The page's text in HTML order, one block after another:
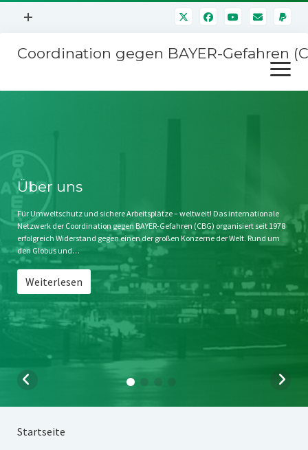
Menü
+
Mitmachen
Kontakt
Impressum
Störfälle
Coordination gegen BAYER-Gefahren
Menü
öffnen
Stichwort BAYER
Jahrestagung
SPENDEN
Über uns
Für Umweltschutz und sichere Arbeitsplätze – weltweit! Das internationale
Netzwerk der Coordination gegen BAYER-Gefahren (CBG) organisiert seit 1978
erfolgreich Widerstand gegen einen der großen Konzerne der Welt. Rund um
den Globus und…
Weiterlesen
Startseite